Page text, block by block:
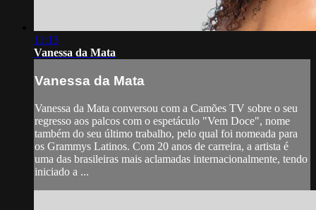
11:13
Vanessa da Mata
Vanessa da Mata
Vanessa da Mata conversou com a Camões TV sobre o seu
regresso aos palcos com o espetáculo "Vem Doce", nome
também do seu último trabalho, pelo qual foi nomeada para
os Grammys Latinos. Com 20 anos de carreira, a artista é
uma das brasileiras mais aclamadas internacionalmente, tendo
iniciado a ...